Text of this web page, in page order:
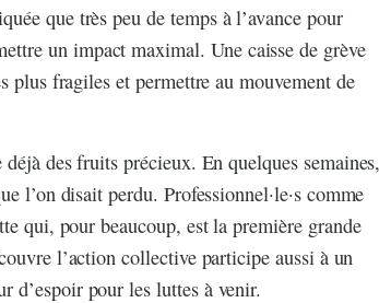
que très peu de temps à l’avance pour
un impact maximal. Une caisse de grève
plus fragiles et permettre au mouvement de
des fruits précieux. En quelques semaines,
l’on disait perdu. Professionnel·le·s comme
qui, pour beaucoup, est la première grande
l’action collective participe aussi à un
d’espoir pour les luttes à venir.